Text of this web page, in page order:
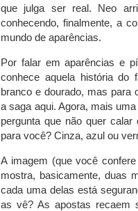
que julga ser real. Neo
conhecendo, finalmente, a
mundo de aparências.
Por falar em aparências e
conhece aquela história do
branco e dourado, mas para
a saga aqui. Agora, mais
pergunta que não quer
para você? Cinza, azul ou
A imagem (que você
mostra, basicamente, duas
cada uma delas está
as vê? As apostas recaem